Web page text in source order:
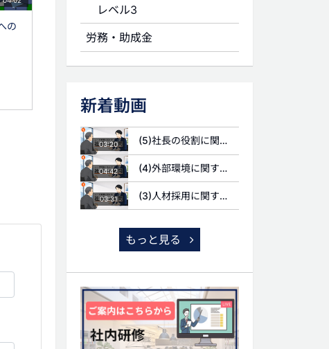
の
レベル3
労務・助成金
新着動画
03:20 (5)社長の役割に関する質問
04:42 (4)外部環境に関する質問
03:31 (3)人材採用に関する質問
もっと見る